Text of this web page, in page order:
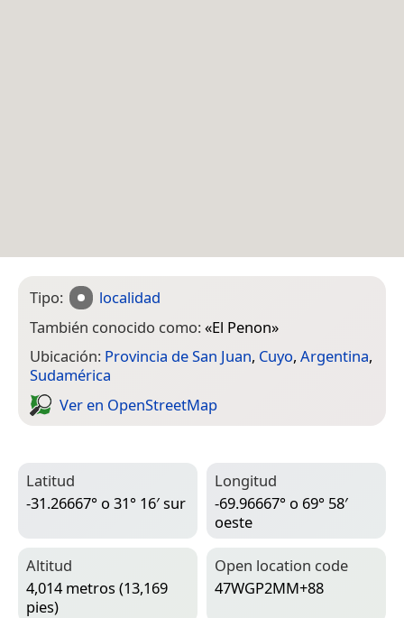
Tipo:
localidad
También conocido como:«El Penon»
Ubicación: Provincia de San Juan, Cuyo, Argentina,
Sudamérica
Ver en Open­Street­Map
Latitud
-31.26667° o 31° 16′ sur
Longitud
-69.96667° o 69° 58′
oeste
Altitud
4,014 metros (13,169
pies)
Open location code
47WGP2MM+88